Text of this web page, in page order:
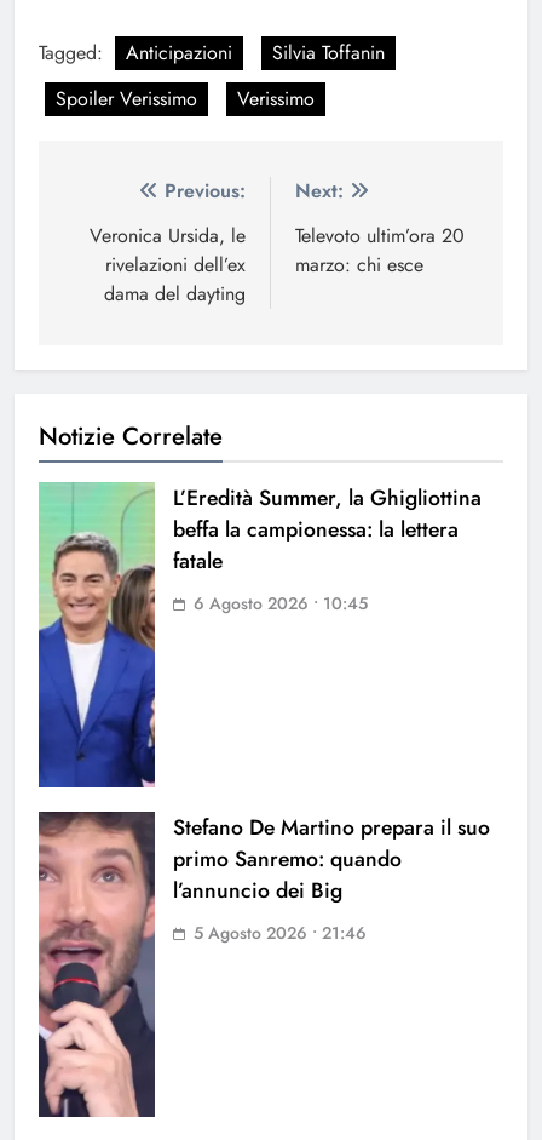
Tagged: Anticipazioni
Silvia Toffanin
Spoiler Verissimo
Verissimo
Navigazione
articoli
Previous:
Veronica Ursida, le
rivelazioni dell’ex
dama del dayting
Next:
Televoto ultim’ora 20
marzo: chi esce
Notizie Correlate
L’Eredità Summer, la Ghigliottina
beffa la campionessa: la lettera
fatale
6 Agosto 2026 • 10:45
Stefano De Martino prepara il suo
primo Sanremo: quando
l’annuncio dei Big
5 Agosto 2026 • 21:46